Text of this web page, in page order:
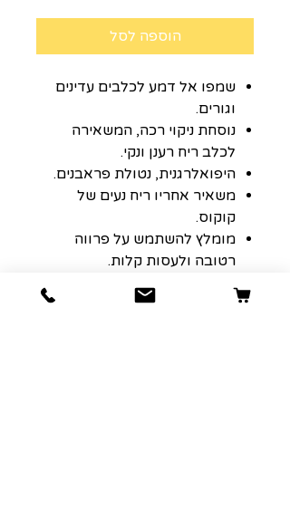
הוספה לסל
שמפו אל דמע לכלבים עדינים
וגורים.
נוסחת ניקוי רכה, המשאירה
לכלב ריח רענן ונקי.
היפואלרגנית, נטולת פראבנים.
משאיר אחריו ריח נעים של
קוקוס.
מומלץ להשתמש על פרווה
רטובה ולעסות קלות.
מיועד לבעלי חיים.